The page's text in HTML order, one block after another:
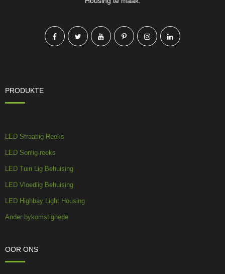
PRODUKTE
LED Straatlig Reeks
LED Sonlig-reeks
LED Tuin Lig Behuising
LED Vloedlig Behuising
LED Highbay Light Housing
Ander bykomstighede
OOR ONS